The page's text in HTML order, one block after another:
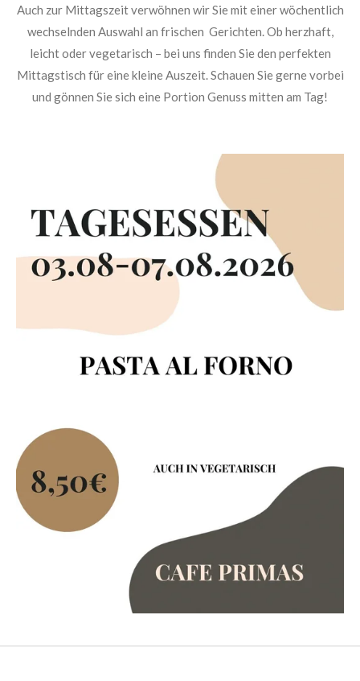
Auch zur Mittagszeit verwöhnen wir Sie mit einer wöchentlich
wechselnden Auswahl an frischen Gerichten. Ob herzhaft,
leicht oder vegetarisch – bei uns finden Sie den perfekten
Mittagstisch für eine kleine Auszeit. Schauen Sie gerne vorbei
und gönnen Sie sich eine Portion Genuss mitten am Tag!